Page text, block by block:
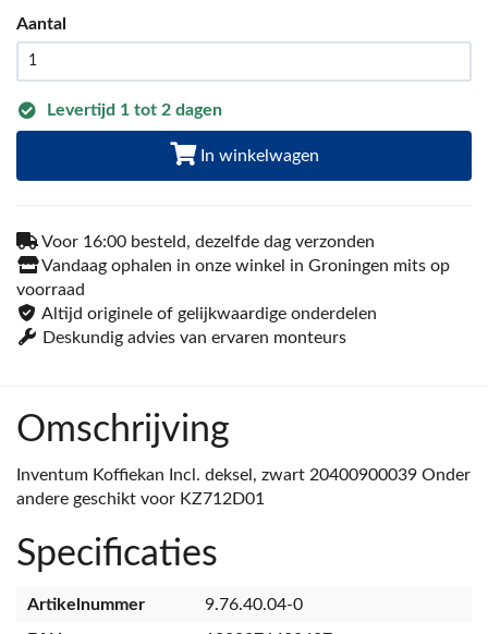
Aantal
Levertijd 1 tot 2 dagen
In winkelwagen
Voor 16:00 besteld, dezelfde dag verzonden
Vandaag ophalen in onze winkel in Groningen mits op
voorraad
Altijd originele of gelijkwaardige onderdelen
Deskundig advies van ervaren monteurs
Omschrijving
Inventum Koffiekan Incl. deksel, zwart 20400900039 Onder
andere geschikt voor KZ712D01
Specificaties
Artikelnummer
9.76.40.04-0